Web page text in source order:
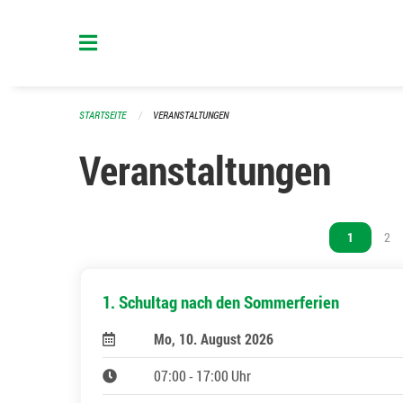
STARTSEITE VERANSTALTUNGEN
Veranstaltungen
Vous êtes
1 2
1. Schultag nach den Sommerferien
Mo, 10. August 2026
07:00 - 17:00 Uhr